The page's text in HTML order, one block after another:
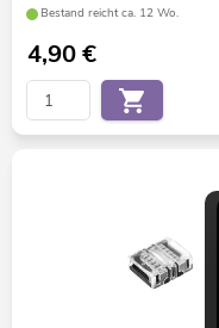
Bestand reicht ca. 12 Wo.
4,90€